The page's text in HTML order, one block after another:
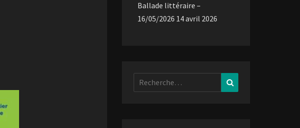
Ballade littéraire –
16/05/2026 14 avril 2026
Rechercher :